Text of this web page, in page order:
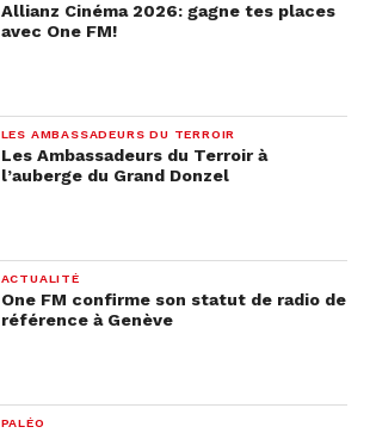
Allianz Cinéma 2026: gagne tes places
avec One FM!
LES AMBASSADEURS DU TERROIR
Les Ambassadeurs du Terroir à
l’auberge du Grand Donzel
ACTUALITÉ
One FM confirme son statut de radio de
référence à Genève
PALÉO